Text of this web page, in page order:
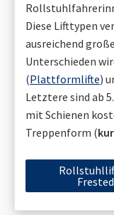
Diese Lifttypen
ausreichend
Unterschieden
(Plattformlifte)
Letztere sind ab
mit Schienen
Treppenform (